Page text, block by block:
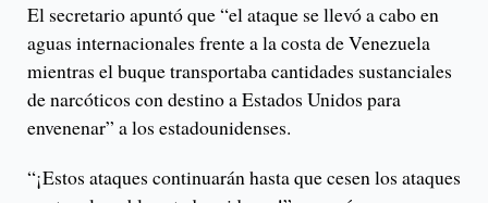
El secretario apuntó que “el ataque se llevó a cabo en
aguas internacionales frente a la costa de Venezuela
mientras el buque transportaba cantidades sustanciales
de narcóticos con destino a Estados Unidos para
envenenar” a los estadounidenses.
“¡Estos ataques continuarán hasta que cesen los ataques